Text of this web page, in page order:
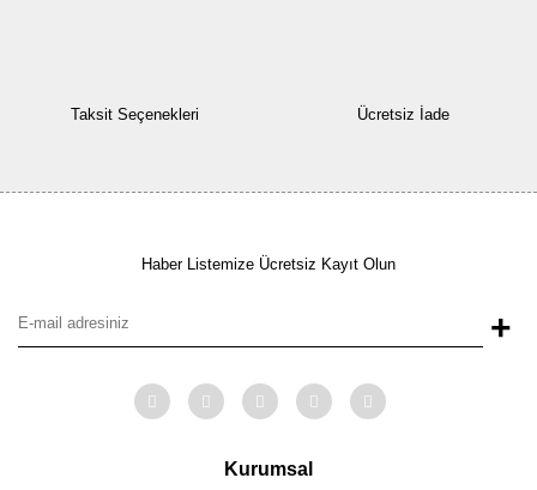
Taksit Seçenekleri Ücretsiz İade
Haber Listemize Ücretsiz Kayıt Olun
+
Kurumsal